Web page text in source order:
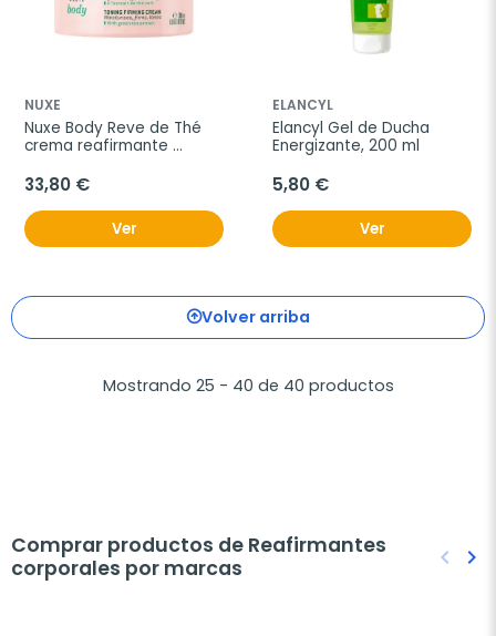
NUXE
Nuxe Body Reve de Thé
crema reafirmante
33,80 €
Ver
ELANCYL
Elancyl Gel de Ducha
Energizante, 200 ml
5,80 €
Ver
Volver arriba
Mostrando 25 - 40 de 40 productos
Comprar productos de Reafirmantes
corporales por marcas
keyboard_arrow_left keyboard_arrow_right